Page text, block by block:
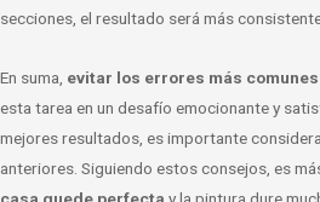
secciones, el resultado será más
En suma, evitar los errores más
esta tarea en un desafío emocionante y
mejores resultados, es importante
anteriores. Siguiendo estos consejos, es